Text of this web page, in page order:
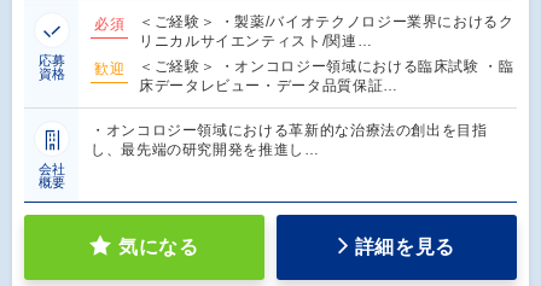
応募
資格
必須
＜ご経験＞ ・製薬/バイオテクノロジー業界におけるク
リニカルサイエンティスト/関連…
歓迎
＜ご経験＞ ・オンコロジー領域における臨床試験 ・臨
床データレビュー・データ品質保証…
会社
概要
・オンコロジー領域における革新的な治療法の創出を目指
し、最先端の研究開発を推進し…
気になる 詳細を見る